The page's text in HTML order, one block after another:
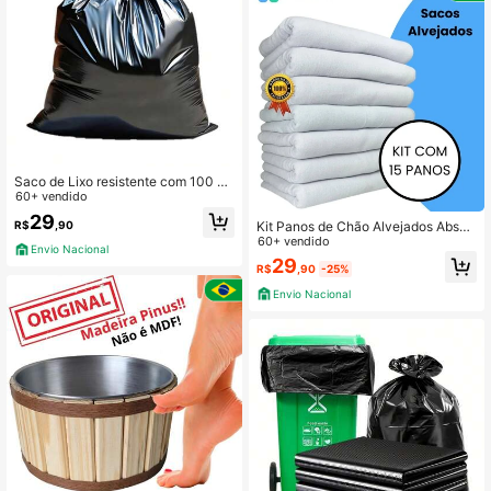
Saco de Lixo resistente com 100 un
idades 100 Litros direto da fábrica
60+ vendido
R$29 ,90
Envio Nacional
Kit Panos de Chão Alvejados Absor
ventes 100% Algodão
60+ vendido
R$29 ,90 -25%
Envio Nacional